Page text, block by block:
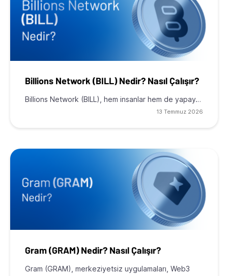
Billions Network (BILL) Nedir? Nasıl Çalışır?
Billions Network (BILL), hem insanlar hem de yapay…
13 Temmuz 2026
Gram (GRAM) Nedir? Nasıl Çalışır?
Gram (GRAM), merkeziyetsiz uygulamaları, Web3